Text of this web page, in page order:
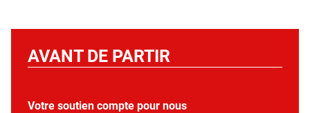
AVANT DE PARTIR
Votre soutien compte pour nous